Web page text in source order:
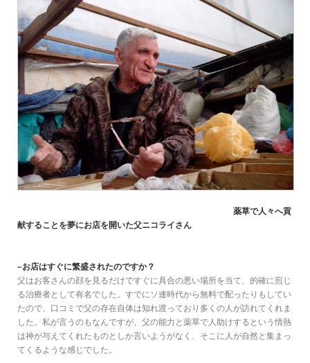
薬草で人々へ貢
献することを夢にお店を開いた父ニコライさん
–お店はすぐに繁盛されたのですか？
父はお客さんの顔を見るだけですぐに具合の悪い場所を当て、的確に煎じ
る治療者として有名でした。すでにソ連時代から無料で配ったりもしてい
たので、口コミで父の存在自体は知れ渡っており多くの人が訪れてくれま
した。私が言うのもなんですが、父の能力と薬草で人助けするという情熱
は神が与えてくれたものとしか言いようがなく、そこに人が自然と集まっ
てくるような感じでした。